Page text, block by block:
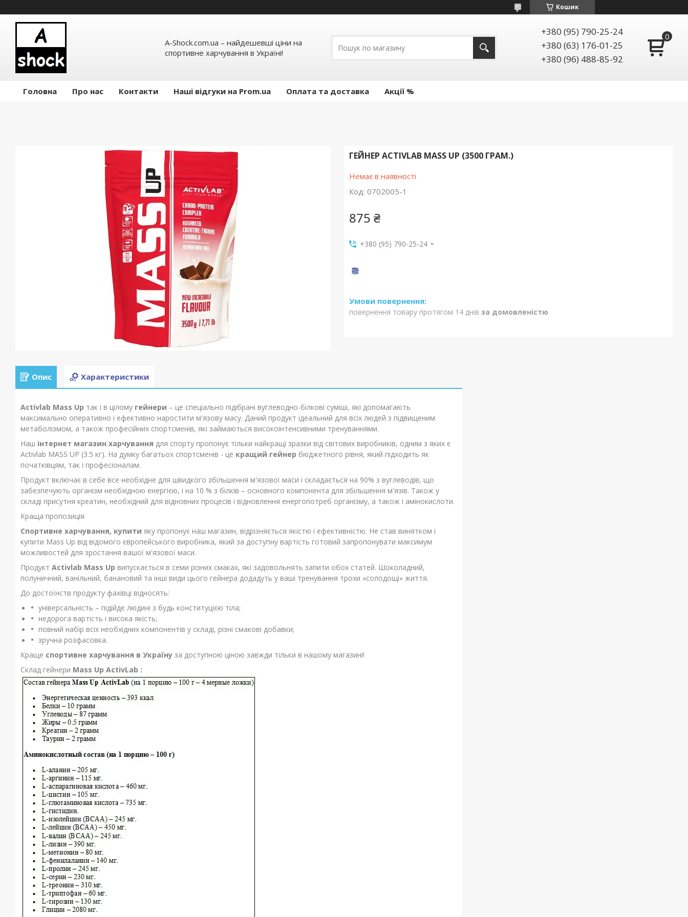
Кошик
A-Shock.com.ua – найдешевші ціни на
спортивне харчування в Україні!
+380 (95) 790-25-24
+380 (63) 176-01-25
+380 (96) 488-85-92
Головна Про нас Контакти Наші відгуки на Prom.ua Оплата та доставка Акції %
ГЕЙНЕР ACTIVLAB MASS UP (3500 ГРАМ.)
Немає в наявності
Код: 0702005-1
875 ₴
+380 (95) 790-25-24
повернення товару протягом 14 днів за домовленістю
Опис Характеристики
Activlab Mass Up так і в цілому гейнери – це спеціально підібрані вуглеводно-білкові суміші, які допомагають
максимально оперативно і ефективно наростити м'язову масу. Даний продукт ідеальний для всіх людей з підвищеним
метаболізмом, а також професійних спортсменів, які займаються високоінтенсивними тренуваннями.
Наш інтернет магазин харчування для спорту пропонує тільки найкращі зразки від світових виробників, одним з яких є
Activlab MASS UP (3.5 кг). На думку багатьох спортсменів - це кращий гейнер бюджетного рівня, який підходить як
початківцям, так і професіоналам.
Продукт включає в себе все необхідне для швидкого збільшення м'язової маси і складається на 90% з вуглеводів, що
забезпечують організм необхідною енергією, і на 10 % з білків – основного компонента для збільшення м'язів. Також у
складі присутня креатин, необхідний для відновних процесів і відновлення енергопотреб організму, а також і амінокислоти.
Краща пропозиція
Спортивне харчування, купити яку пропонує наш магазин, відрізняється якістю і ефективністю. Не став винятком і
купити Mass Up від відомого європейського виробника, який за доступну вартість готовий запропонувати максимум
можливостей для зростання вашої м'язової маси.
Продукт Activlab Mass Up випускається в семи різних смаках, які задовольнять запити обох статей. Шоколадний,
полуничний, ванільний, банановий та інші види цього гейнера додадуть у ваші тренування трохи «солодощі» життя.
До достоїнств продукту фахівці відносять:
універсальність – підійде людині з будь конституцією тіла;
недорога вартість і висока якість;
повний набір всіх необхідних компонентів у складі, різні смакові добавки;
зручна розфасовка.
Краще спортивне харчування в Україну за доступною ціною завжди тільки в нашому магазині!
Склад гейнери Mass Up ActivLab :